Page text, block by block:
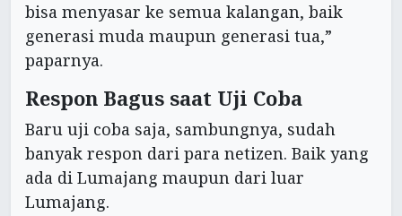
bisa menyasar ke semua kalangan, baik
generasi muda maupun generasi tua,”
paparnya.
Respon Bagus saat Uji Coba
Baru uji coba saja, sambungnya, sudah
banyak respon dari para netizen. Baik yang
ada di Lumajang maupun dari luar
Lumajang.